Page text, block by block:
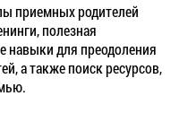
приемных родителей
полезная
навыки для преодоления
а также поиск ресурсов,